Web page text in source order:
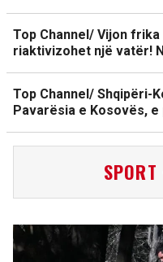
Top Channel/ Vijon
riaktivizohet një vatër!
Top Channel/ Shqipëri-
Pavarësia e Kosovës, e
SPORT